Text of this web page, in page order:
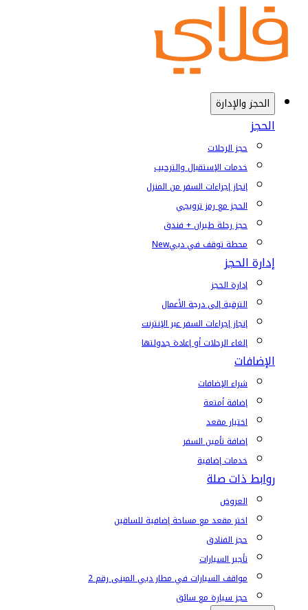
الحجز والإدارة
الحجز
حجز الرحلات
خدمات الإستقبال والترحيب
إنجاز إجراءات السفر من المنزل
الحجز مع رمز ترويجي
حجز رحلة طيران + فندق
محطة توقف في دبيNew
إدارة الحجز
إدارة الحجز
الترقية إلى درجة الأعمال
إنجاز إجراءات السفر عبر الإنترنت
إلغاء الرحلات أو إعادة جدولتها
الإضافات
شراء الإضافات
إضافة أمتعة
اختيار مقعد
إضافة تأمين السفر
خدمات إضافية
روابط ذات صلة
العروض
اختر مقعد مع مساحة إضافية للساقين
حجز الفنادق
تأجير السيارات
مواقف السيارات في مطار دبي المبنى رقم 2
حجز سيارة مع سائق